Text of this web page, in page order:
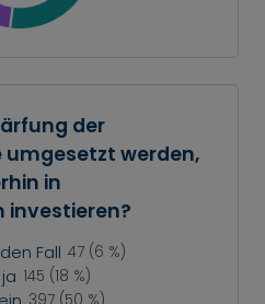
der
umgesetzt werden,
in
investieren?
Fall 47 (6 %)
145 (18 %)